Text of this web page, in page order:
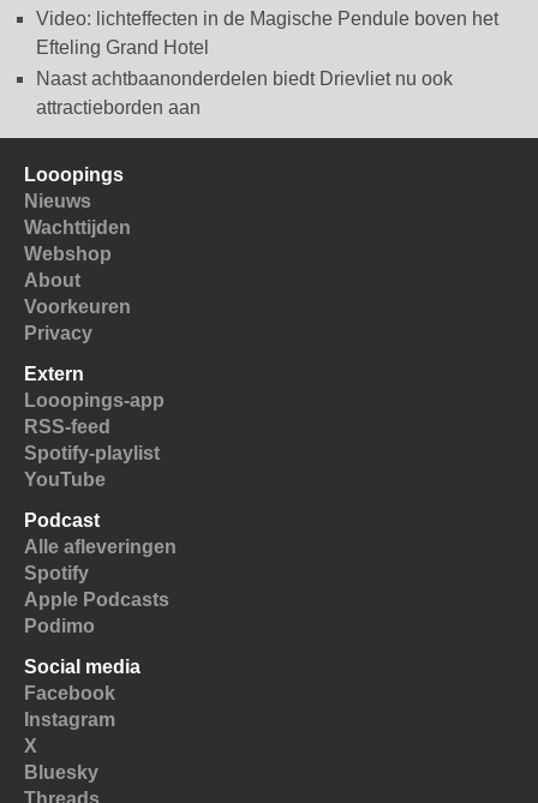
Video: lichteffecten in de Magische Pendule boven het
Efteling Grand Hotel
Naast achtbaanonderdelen biedt Drievliet nu ook
attractieborden aan
Looopings
Nieuws
Wachttijden
Webshop
About
Voorkeuren
Privacy
Extern
Looopings-app
RSS-feed
Spotify-playlist
YouTube
Podcast
Alle afleveringen
Spotify
Apple Podcasts
Podimo
Social media
Facebook
Instagram
X
Bluesky